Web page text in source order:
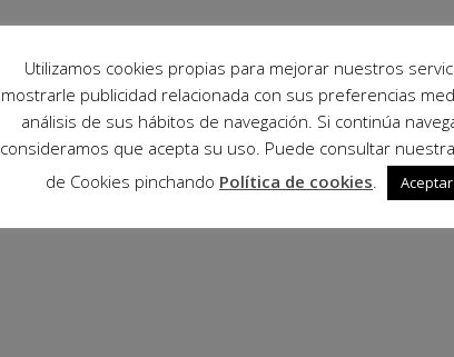
Utilizamos cookies propias para mejorar nuestros
mostrarle publicidad relacionada con sus preferencias
análisis de sus hábitos de navegación. Si continúa
consideramos que acepta su uso. Puede consultar
de Cookies pinchando Política de cookies Aceptar